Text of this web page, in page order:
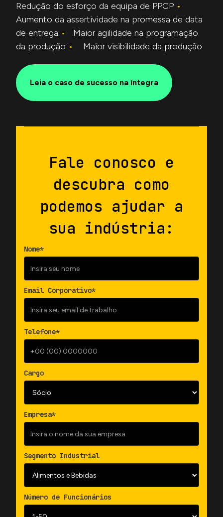
Redução do esforço da equipa de PPCP •
Aumento da assertividade na promessa de data
de entrega • Maior agilidade na programação
da produção • Maior visibilidade da produção
Leia o caso de sucesso na íntegra
Fale conosco e
descubra como
podemos ajudar a
sua indústria:
Nome*
Email Corporativo*
Telefone*
Cargo
Empresa*
Segmento Industrial
Número de Funcionários